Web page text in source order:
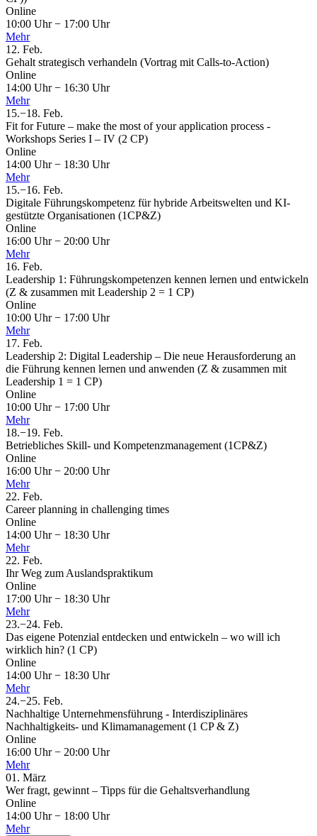
Online
10:00 Uhr− 17:00 Uhr
Mehr
12. Feb.
Gehalt strategisch verhandeln (Vortrag mit Calls-to-Action)
Online
14:00 Uhr− 16:30 Uhr
Mehr
15.−18. Feb.
Fit for Future – make the most of your application process -
Workshops Series I – IV (2 CP)
Online
14:00 Uhr− 18:30 Uhr
Mehr
15.−16. Feb.
Digitale Führungskompetenz für hybride Arbeitswelten und KI-
gestützte Organisationen (1CP&Z)
Online
16:00 Uhr− 20:00 Uhr
Mehr
16. Feb.
Leadership 1: Führungskompetenzen kennen lernen und entwickeln
(Z & zusammen mit Leadership 2 = 1 CP)
Online
10:00 Uhr− 17:00 Uhr
Mehr
17. Feb.
Leadership 2: Digital Leadership – Die neue Herausforderung an
die Führung kennen lernen und anwenden (Z & zusammen mit
Leadership 1 = 1 CP)
Online
10:00 Uhr− 17:00 Uhr
Mehr
18.−19. Feb.
Betriebliches Skill- und Kompetenzmanagement (1CP&Z)
Online
16:00 Uhr− 20:00 Uhr
Mehr
22. Feb.
Career planning in challenging times
Online
14:00 Uhr− 18:30 Uhr
Mehr
22. Feb.
Ihr Weg zum Auslandspraktikum
Online
17:00 Uhr− 18:30 Uhr
Mehr
23.−24. Feb.
Das eigene Potenzial entdecken und entwickeln – wo will ich
wirklich hin? (1 CP)
Online
14:00 Uhr− 18:30 Uhr
Mehr
24.−25. Feb.
Nachhaltige Unternehmensführung - Interdisziplinäres
Nachhaltigkeits- und Klimamanagement (1 CP & Z)
Online
16:00 Uhr− 20:00 Uhr
Mehr
01. März
Wer fragt, gewinnt – Tipps für die Gehaltsverhandlung
Online
14:00 Uhr− 18:00 Uhr
Mehr